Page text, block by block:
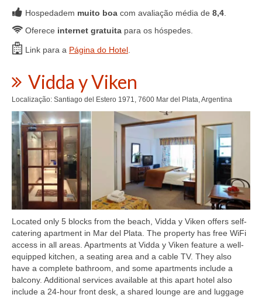
Hospedadem muito boa com avaliação média de 8,4
Oferece internet gratuita para os hóspedes.
Link para a Página do Hotel
Vidda y Viken
Localização: Santiago del Estero 1971, 7600 Mar del Plata, Argentina
Located only 5 blocks from the beach, Vidda y Viken offers self-
catering apartment in Mar del Plata. The property has free WiFi
access in all areas. Apartments at Vidda y Viken feature a well-
equipped kitchen, a seating area and a cable TV. They also
have a complete bathroom, and some apartments include a
balcony. Additional services available at this apart hotel also
include a 24-hour front desk, a shared lounge are and luggage